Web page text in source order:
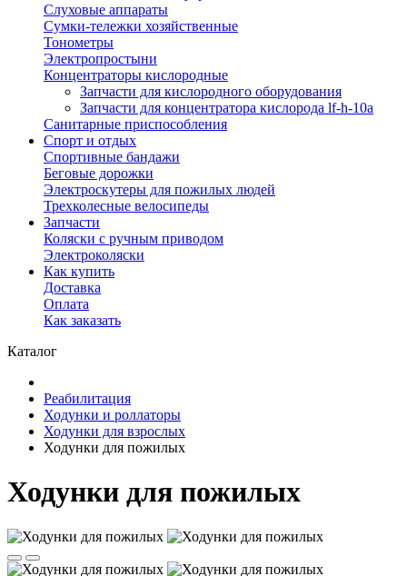
Слуховые аппараты
Сумки-тележки хозяйственные
Тонометры
Электропростыни
Концентраторы кислородные
Запчасти для кислородного оборудования
Запчасти для концентратора кислорода lf-h-10a
Санитарные приспособления
Спорт и отдых
Спортивные бандажи
Беговые дорожки
Электроскутеры для пожилых людей
Трехколесные велосипеды
Запчасти
Коляски с ручным приводом
Электроколяски
Как купить
Доставка
Оплата
Как заказать
Каталог
Реабилитация
Ходунки и роллаторы
Ходунки для взрослых
Ходунки для пожилых
Ходунки для пожилых